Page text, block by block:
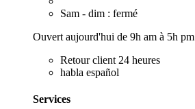
Sam - dim : fermé
Ouvert aujourd'hui de 9h am à 5h pm
Retour client 24 heures
habla español
Services